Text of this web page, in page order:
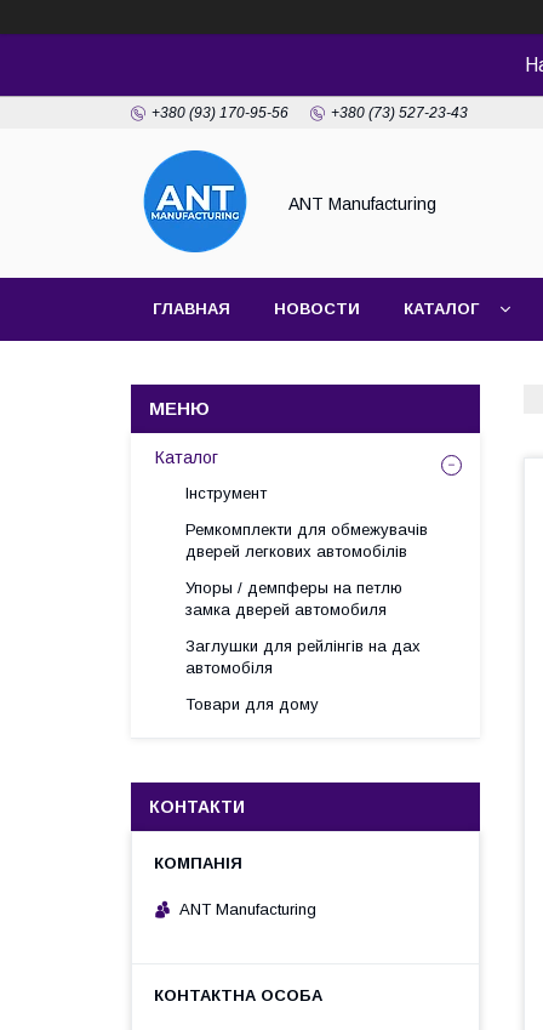
+380 (93) 170-95-56 +380 (73) 527-23-43
ANT Manufacturing
ГЛАВНАЯ НОВОСТИ КАТАЛОГ
Каталог
Інструмент
Ремкомплекти для обмежувачів
дверей легкових автомобілів
Упоры / демпферы на петлю
замка дверей автомобиля
Заглушки для рейлінгів на дах
автомобіля
Товари для дому
КОНТАКТИ
ANT Manufacturing